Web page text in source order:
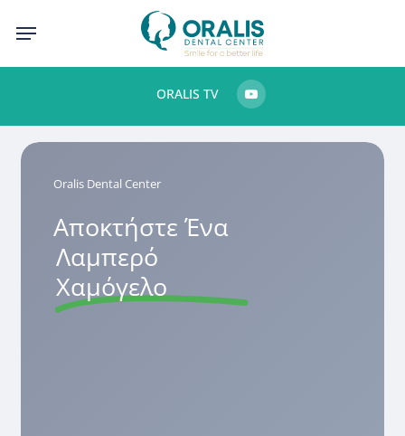
to
main
Menu
ORALIS TV
Oralis Dental Center
Αποκτήστε Ένα
Λαμπερό
Χαμόγελο